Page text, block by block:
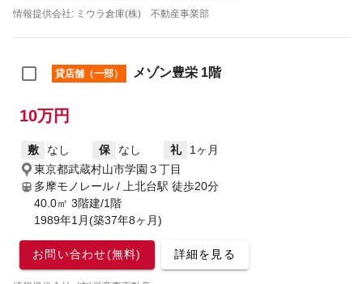
情報提供会社: ミウラ倉庫(株) 不動産事業部
貸店舗（一部） メゾン豊栄 1階
10万円
敷 なし 保 なし 礼
1ヶ月
東京都武蔵村山市学園３丁目
多摩モノレール / 上北台駅 徒歩20分
40.0㎡ 3階建/1階
1989年1月(築37年8ヶ月)
お問い合わせ(無料) 詳細を見る